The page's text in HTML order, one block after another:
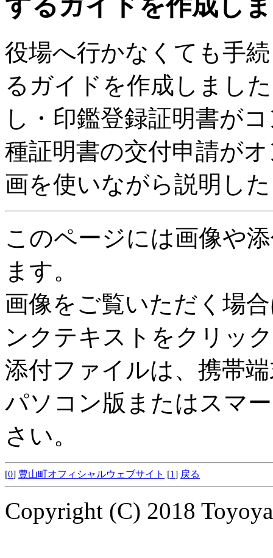
するガイドを作成し
役場へ行かなくても手
るガイドを作成しまし
し・印鑑登録証明書が
種証明書の交付申請が
画を使いながら説明し
このページには画像や
ます。
画像をご覧いただく場
ンクテキストをクリッ
添付ファイルは、携帯
パソコン版またはスマ
さい。
[0] 豊山町オフィシャルウェブサイト [1] 戻る
Copyright (C) 2018